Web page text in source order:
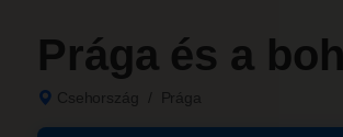
Prága és a
Csehország / Prága